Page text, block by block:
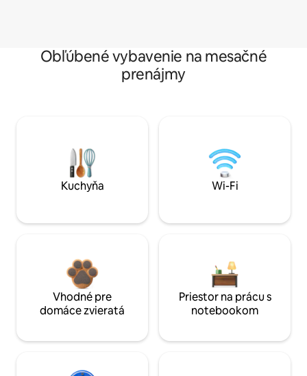
Obľúbené vybavenie na mesačné
prenájmy
Kuchyňa Wi-Fi
Vhodné pre
domáce zvieratá
Priestor na prácu s
notebookom